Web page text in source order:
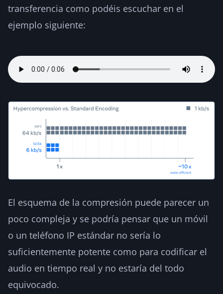
transferencia como podéis escuchar en el
ejemplo siguiente:
El esquema de la compresión puede parecer un
poco compleja y se podría pensar que un móvil
o un teléfono IP estándar no sería lo
suficientemente potente como para codificar el
audio en tiempo real y no estaría del todo
equivocado.